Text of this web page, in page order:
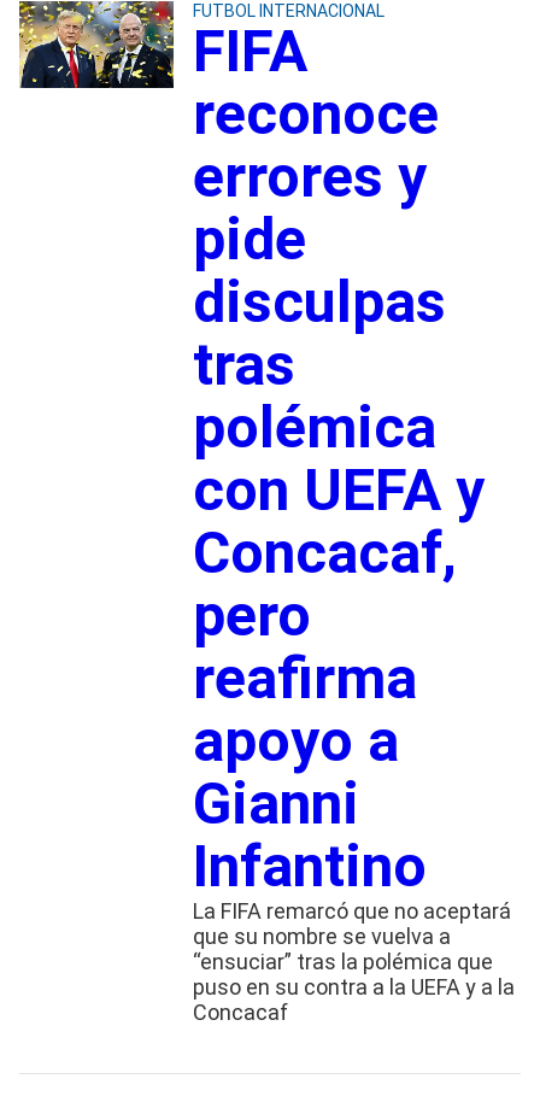
FUTBOL INTERNACIONAL
FIFA
reconoce
errores y
pide
disculpas
tras
polémica
con UEFA y
Concacaf,
pero
reafirma
apoyo a
Gianni
Infantino
La FIFA remarcó que no aceptará
que su nombre se vuelva a
“ensuciar” tras la polémica que
puso en su contra a la UEFA y a la
Concacaf